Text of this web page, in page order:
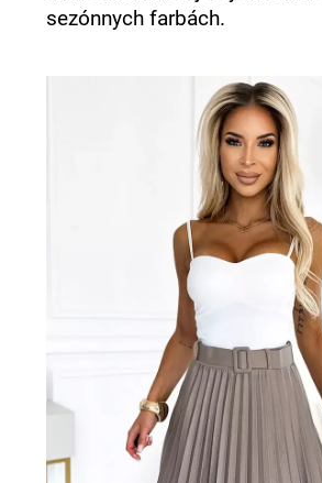
sezónnych farbách.